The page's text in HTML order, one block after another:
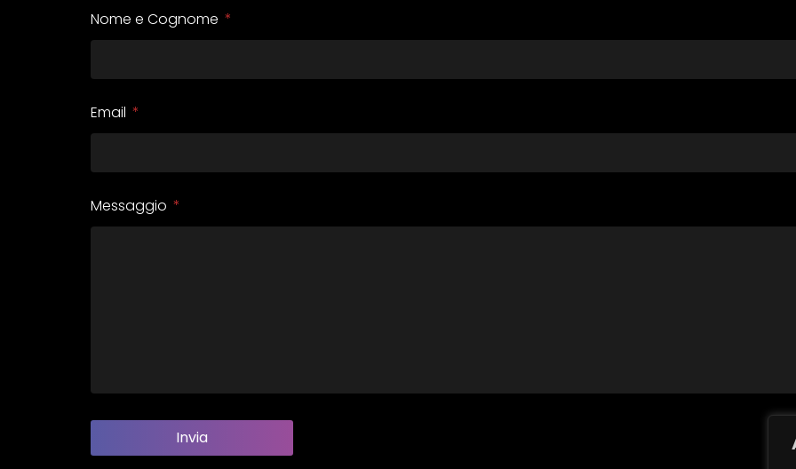
Nome e Cognome
Email
Messaggio
Invia